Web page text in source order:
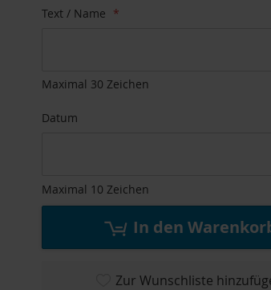
Text / Name
Maximal 30 Zeichen
Datum
Maximal 10 Zeichen
In den
Zur Wunschliste